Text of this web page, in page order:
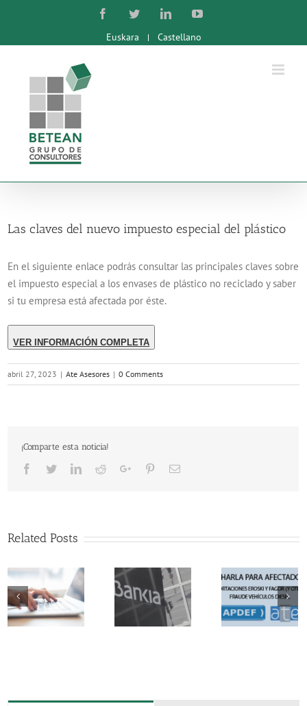
content
FacebookTwitterLinkedInYouTube
Euskara Castellano
Las claves del nuevo impuesto especial del plástico
En el siguiente enlace podrás consultar las principales claves sobre
el impuesto especial a los envases de plástico no reciclado y saber
si tu empresa está afectada por éste.
VER INFORMACIÓN COMPLETA
abril 27, 2023 | Ate Asesores | 0 Comments
¡Comparte esta noticia!
Facebook
TwitterLinkedIn
RedditGoogle+PinterestEmail
Related PostsTribunal
avalar la
nulidad de la
compra de
acciones de
Bankia
avalar la
Jornada
informativa
sobre
aportaciones
Eroski y
victoria
y APDEF
frente a
Laboral
Popular
AFS